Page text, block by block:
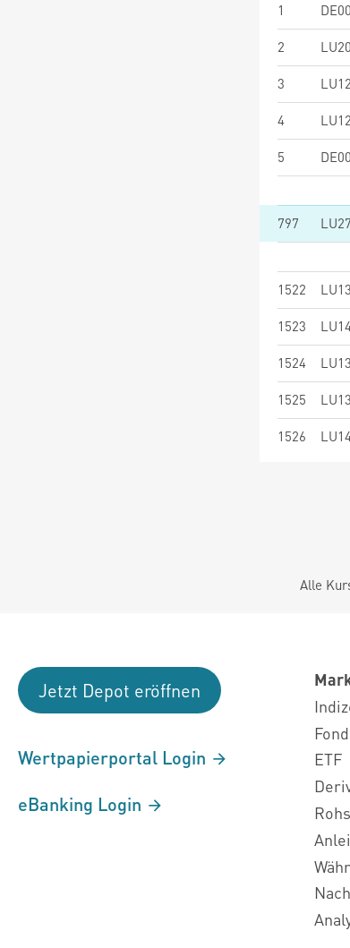
1
2
3
4
5
797
1522
1523
1524
1525
1526
Alle
Jetzt Depot eröffnen
Wertpapierportal Login
eBanking Login
ETF